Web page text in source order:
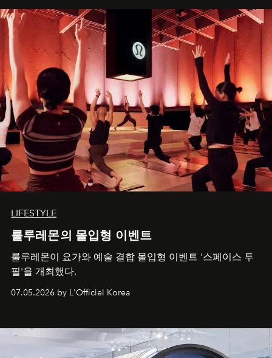
LIFESTYLE
룰루레몬의 몰입형 이벤트
룰루레몬이 요가와 예술 결합 몰입형 이벤트 '스페이스 투
필'을 개최했다.
07.05.2026 by L'Officiel Korea